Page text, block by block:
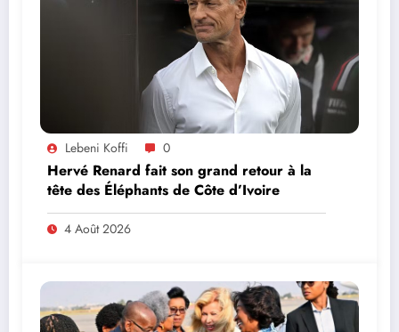
Lebeni Koffi 0
Hervé Renard fait son grand retour à la
tête des Éléphants de Côte d’Ivoire
4 Août 2026